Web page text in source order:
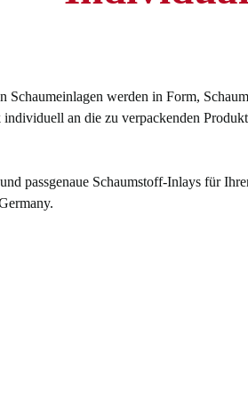
Schaumeinlagen werden in Form,
an die zu verpackenden
passgenaue Schaumstoff-Inlays für